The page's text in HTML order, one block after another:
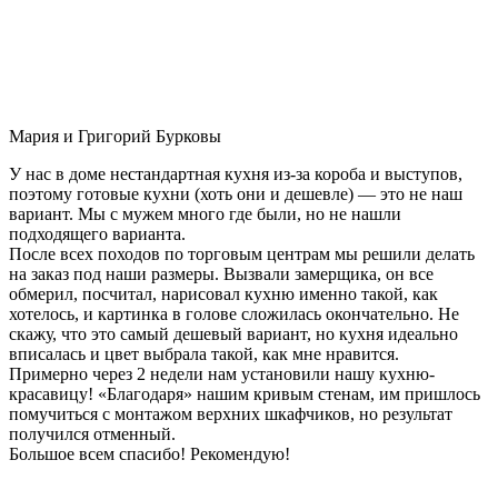
Мария и Григорий Бурковы
У нас в доме нестандартная кухня из-за короба и выступов,
поэтому готовые кухни (хоть они и дешевле) — это не наш
вариант. Мы с мужем много где были, но не нашли
подходящего варианта.
После всех походов по торговым центрам мы решили делать
на заказ под наши размеры. Вызвали замерщика, он все
обмерил, посчитал, нарисовал кухню именно такой, как
хотелось, и картинка в голове сложилась окончательно. Не
скажу, что это самый дешевый вариант, но кухня идеально
вписалась и цвет выбрала такой, как мне нравится.
Примерно через 2 недели нам установили нашу кухню-
красавицу! «Благодаря» нашим кривым стенам, им пришлось
помучиться с монтажом верхних шкафчиков, но результат
получился отменный.
Большое всем спасибо! Рекомендую!